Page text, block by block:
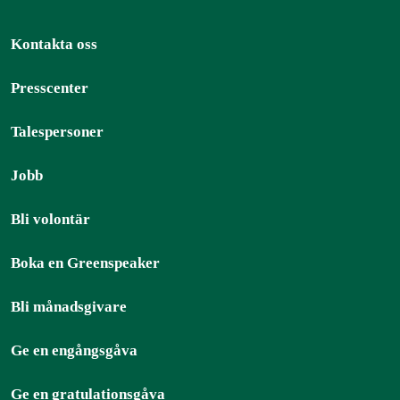
Kontakta oss
Presscenter
Talespersoner
Jobb
Bli volontär
Boka en Greenspeaker
Bli månadsgivare
Ge en engångsgåva
Ge en gratulationsgåva